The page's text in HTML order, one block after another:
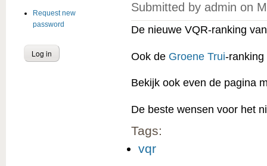
Submitted by admin on
De nieuwe VQR-ranking
Ook de Groene Trui-
Bekijk ook even de pagina
De beste wensen voor het
Tags:
vqr
Request new
password